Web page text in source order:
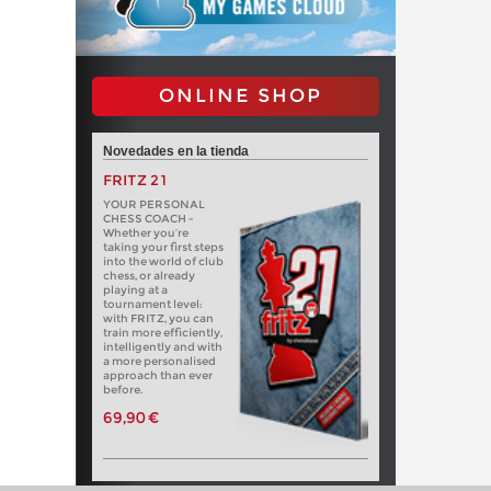
ONLINE SHOP
Novedades en la tienda
FRITZ 21
YOUR PERSONAL
CHESS COACH -
Whether you’re
taking your first steps
into the world of club
chess, or already
playing at a
tournament level:
with FRITZ, you can
train more efficiently,
intelligently and with
a more personalised
approach than ever
before.
69,90 €